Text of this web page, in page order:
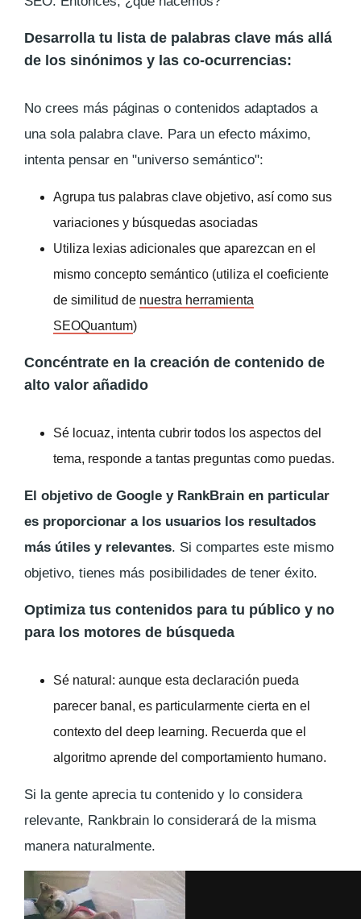
Desarrolla tu lista de palabras clave más allá
de los sinónimos y las co-ocurrencias:
No crees más páginas o contenidos adaptados a
una sola palabra clave. Para un efecto máximo,
intenta pensar en "universo semántico":
Agrupa tus palabras clave objetivo, así como sus
variaciones y búsquedas asociadas
Utiliza lexias adicionales que aparezcan en el
mismo concepto semántico (utiliza el coeficiente
de similitud de nuestra herramienta
SEOQuantum)
Concéntrate en la creación de contenido de
alto valor añadido
Sé locuaz, intenta cubrir todos los aspectos del
tema, responde a tantas preguntas como puedas.
El objetivo de Google y RankBrain en particular
es proporcionar a los usuarios los resultados
más útiles y relevantes. Si compartes este mismo
objetivo, tienes más posibilidades de tener éxito.
Optimiza tus contenidos para tu público y no
para los motores de búsqueda
Sé natural: aunque esta declaración pueda
parecer banal, es particularmente cierta en el
contexto del deep learning. Recuerda que el
algoritmo aprende del comportamiento humano.
Si la gente aprecia tu contenido y lo considera
relevante, Rankbrain lo considerará de la misma
manera naturalmente.